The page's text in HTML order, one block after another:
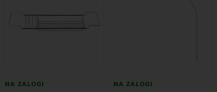
NA ZALOGI NA ZALOGI